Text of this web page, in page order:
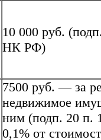
10 000 руб.
НК РФ)
7500 руб. — за
недвижимое
ним (подп. 20 п.
0,1% от